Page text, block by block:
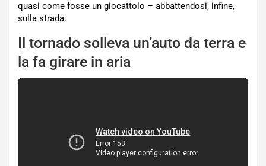
quasi come fosse un giocattolo – abbattendosi, infine,
sulla strada.
Il tornado solleva un’auto da terra e
la fa girare in aria